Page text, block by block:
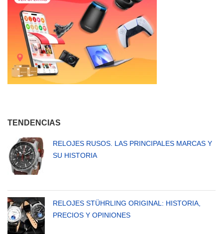
TENDENCIAS
RELOJES RUSOS. LAS PRINCIPALES MARCAS Y
SU HISTORIA
RELOJES STÜHRLING ORIGINAL: HISTORIA,
PRECIOS Y OPINIONES